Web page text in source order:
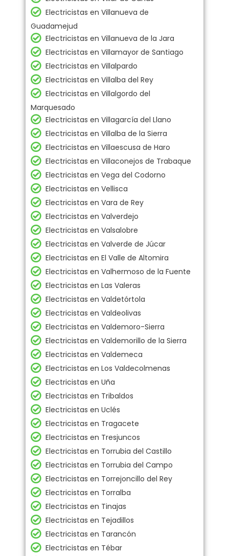
Electricistas en Villanueva de
Guadamejud
Electricistas en Villanueva de la Jara
Electricistas en Villamayor de Santiago
Electricistas en Villalpardo
Electricistas en Villalba del Rey
Electricistas en Villalgordo del
Marquesado
Electricistas en Villagarcía del Llano
Electricistas en Villalba de la Sierra
Electricistas en Villaescusa de Haro
Electricistas en Villaconejos de Trabaque
Electricistas en Vega del Codorno
Electricistas en Vellisca
Electricistas en Vara de Rey
Electricistas en Valverdejo
Electricistas en Valsalobre
Electricistas en Valverde de Júcar
Electricistas en El Valle de Altomira
Electricistas en Valhermoso de la Fuente
Electricistas en Las Valeras
Electricistas en Valdetórtola
Electricistas en Valdeolivas
Electricistas en Valdemoro-Sierra
Electricistas en Valdemorillo de la Sierra
Electricistas en Valdemeca
Electricistas en Los Valdecolmenas
Electricistas en Uña
Electricistas en Tribaldos
Electricistas en Uclés
Electricistas en Tragacete
Electricistas en Tresjuncos
Electricistas en Torrubia del Castillo
Electricistas en Torrubia del Campo
Electricistas en Torrejoncillo del Rey
Electricistas en Torralba
Electricistas en Tinajas
Electricistas en Tejadillos
Electricistas en Tarancón
Electricistas en Tébar